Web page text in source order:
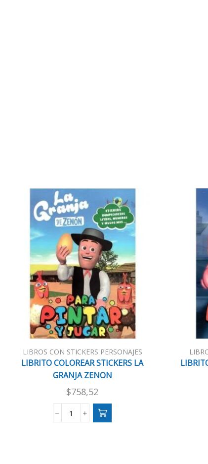
LIBROS CON STICKERS PERSONAJES
LIBRITO COLOREAR STICKERS LA
GRANJA ZENON
$758,52
LIBRITO